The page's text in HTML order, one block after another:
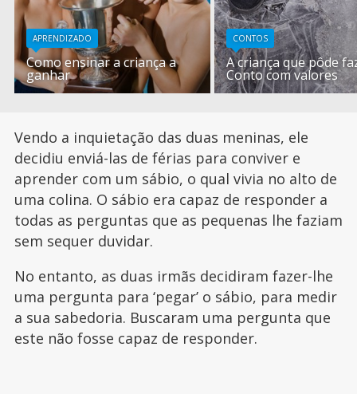
APRENDIZADO
Como ensinar a criança a
ganhar
CONTOS
A criança que pôde
Conto com valores
Vendo a inquietação das duas meninas, ele
decidiu enviá-las de férias para conviver e
aprender com um sábio, o qual vivia no alto de
uma colina. O sábio era capaz de responder a
todas as perguntas que as pequenas lhe faziam
sem sequer duvidar.
No entanto, as duas irmãs decidiram fazer-lhe
uma pergunta para ‘pegar’ o sábio, para medir
a sua sabedoria. Buscaram uma pergunta que
este não fosse capaz de responder.